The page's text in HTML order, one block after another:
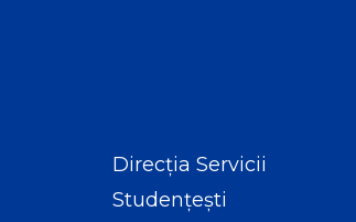
Direcția Servicii
Studențești